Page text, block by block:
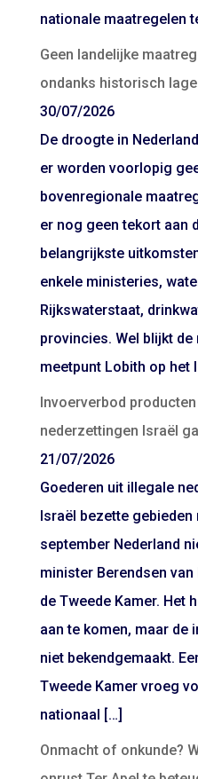
nationale maatregelen
Geen landelijke
ondanks historisch
30/07/2026
De droogte in
er worden voorlopig
bovenregionale
er nog geen tekort aan
belangrijkste
enkele ministeries,
Rijkswaterstaat,
provincies. Wel blijkt de
meetpunt Lobith op het
Invoerverbod
nederzettingen Israël
21/07/2026
Goederen uit illegale
Israël bezette
september Nederland
minister Berendsen
de Tweede Kamer. Het
aan te komen, maar de
niet bekendgemaakt.
Tweede Kamer vroeg
nationaal […]
Onmacht of onkunde?